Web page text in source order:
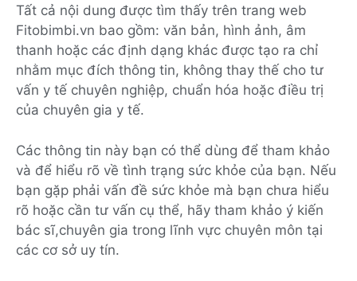
Tất cả nội dung được tìm thấy trên trang web
Fitobimbi.vn bao gồm: văn bản, hình ảnh, âm
thanh hoặc các định dạng khác được tạo ra chỉ
nhằm mục đích thông tin, không thay thế cho tư
vấn y tế chuyên nghiệp, chuẩn hóa hoặc điều trị
của chuyên gia y tế.
Các thông tin này bạn có thể dùng để tham khảo
và để hiểu rõ về tình trạng sức khỏe của bạn. Nếu
bạn gặp phải vấn đề sức khỏe mà bạn chưa hiểu
rõ hoặc cần tư vấn cụ thể, hãy tham khảo ý kiến
bác sĩ,chuyên gia trong lĩnh vực chuyên môn tại
các cơ sở uy tín.